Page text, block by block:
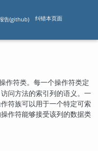
告(github) 纠错本页面
作符类。每一个操作符类定
问方法的索引列的语义。一
符族可以用于一个特定可索
作符能够接受该列的数据类